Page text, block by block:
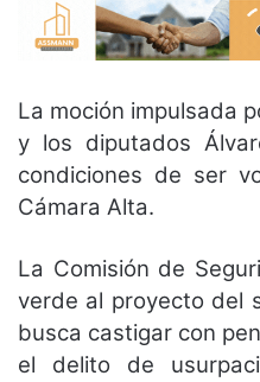
La moción impulsada
y los diputados
condiciones de ser
Cámara Alta.
La Comisión de
verde al proyecto del
busca castigar con
el delito de